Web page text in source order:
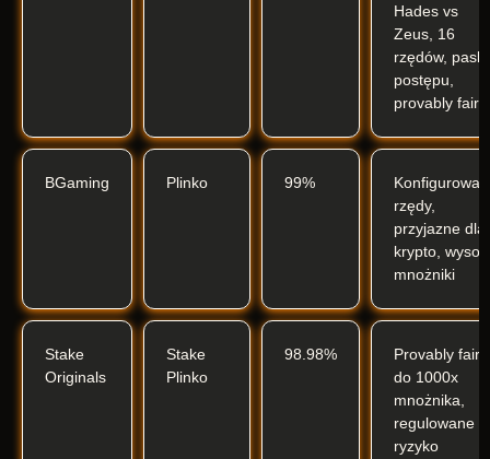
Hades vs
Zeus, 16
rzędów, paski
postępu,
provably fair
BGaming Plinko 99%
rzędy,
przyjazne dla
krypto,
mnożniki
Stake
Originals
Stake
Plinko
98.98%
Provably fair,
do 1000x
mnożnika,
regulowane
ryzyko